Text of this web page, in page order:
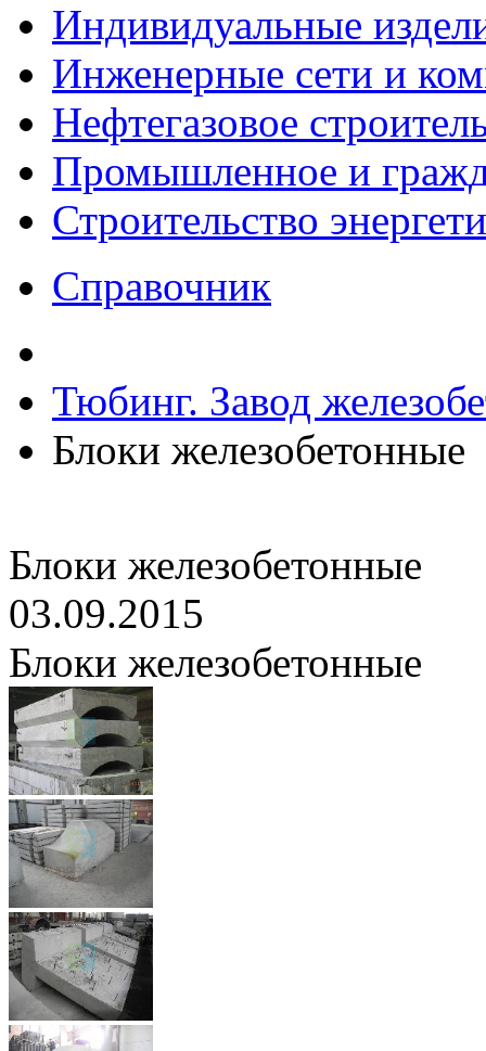
Индивидуальные
Инженерные сети и
Нефтегазовое
Промышленное и
Строительство
Справочник
Тюбинг. Завод
Блоки железобетонные
Блоки железобетонные
03.09.2015
Блоки железобетонные